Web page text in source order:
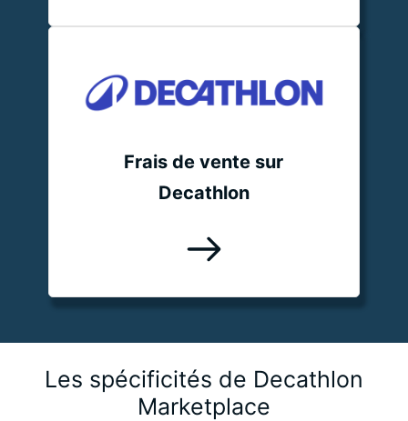
Frais de vente sur
Decathlon
Les spécificités de Decathlon
Marketplace